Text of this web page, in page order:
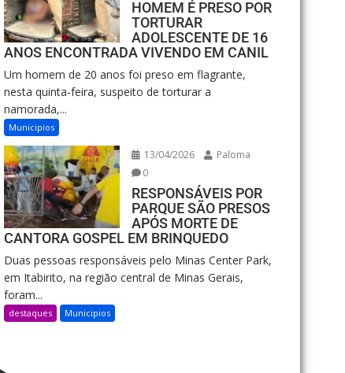
HOMEM É PRESO POR
TORTURAR
ADOLESCENTE DE 16
ANOS ENCONTRADA VIVENDO EM CANIL
Um homem de 20 anos foi preso em flagrante,
nesta quinta-feira, suspeito de torturar a
namorada,...
Municipios
13/04/2026
Paloma
0
RESPONSÁVEIS POR
PARQUE SÃO PRESOS
APÓS MORTE DE
CANTORA GOSPEL EM BRINQUEDO
Duas pessoas responsáveis pelo Minas Center Park,
em Itabirito, na região central de Minas Gerais,
foram...
destaques Municipios